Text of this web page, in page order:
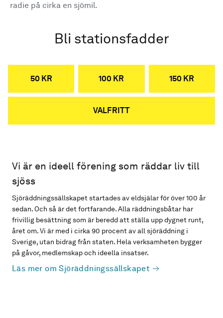
radie på cirka en sjömil.
Bli stationsfadder
50 KR 100 KR 150 KR
VALFRITT
Vi är en ideell förening som räddar liv till
sjöss
Sjöräddningssällskapet startades av eldsjälar för över 100 år
sedan. Och så är det fortfarande. Alla räddningsbåtar har
frivillig besättning som är beredd att ställa upp dygnet runt,
året om. Vi är med i cirka 90 procent av all sjöräddning i
Sverige, utan bidrag från staten. Hela verksamheten bygger
på gåvor, medlemskap och ideella insatser.
Läs mer om Sjöräddningssällskapet